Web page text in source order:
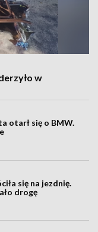
w
otarł się o BMW.
się na jezdnię.
drogę